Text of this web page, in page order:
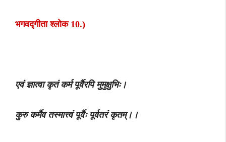
भगवद्गीता श्लोक 10.)
एवं ज्ञात्वा कृतं कर्म पूर्वैरपि मुमुक्षुभिः।
कुरु कर्मैव तस्मात्त्वं पूर्वैः पूर्वतरं कृतम्।।